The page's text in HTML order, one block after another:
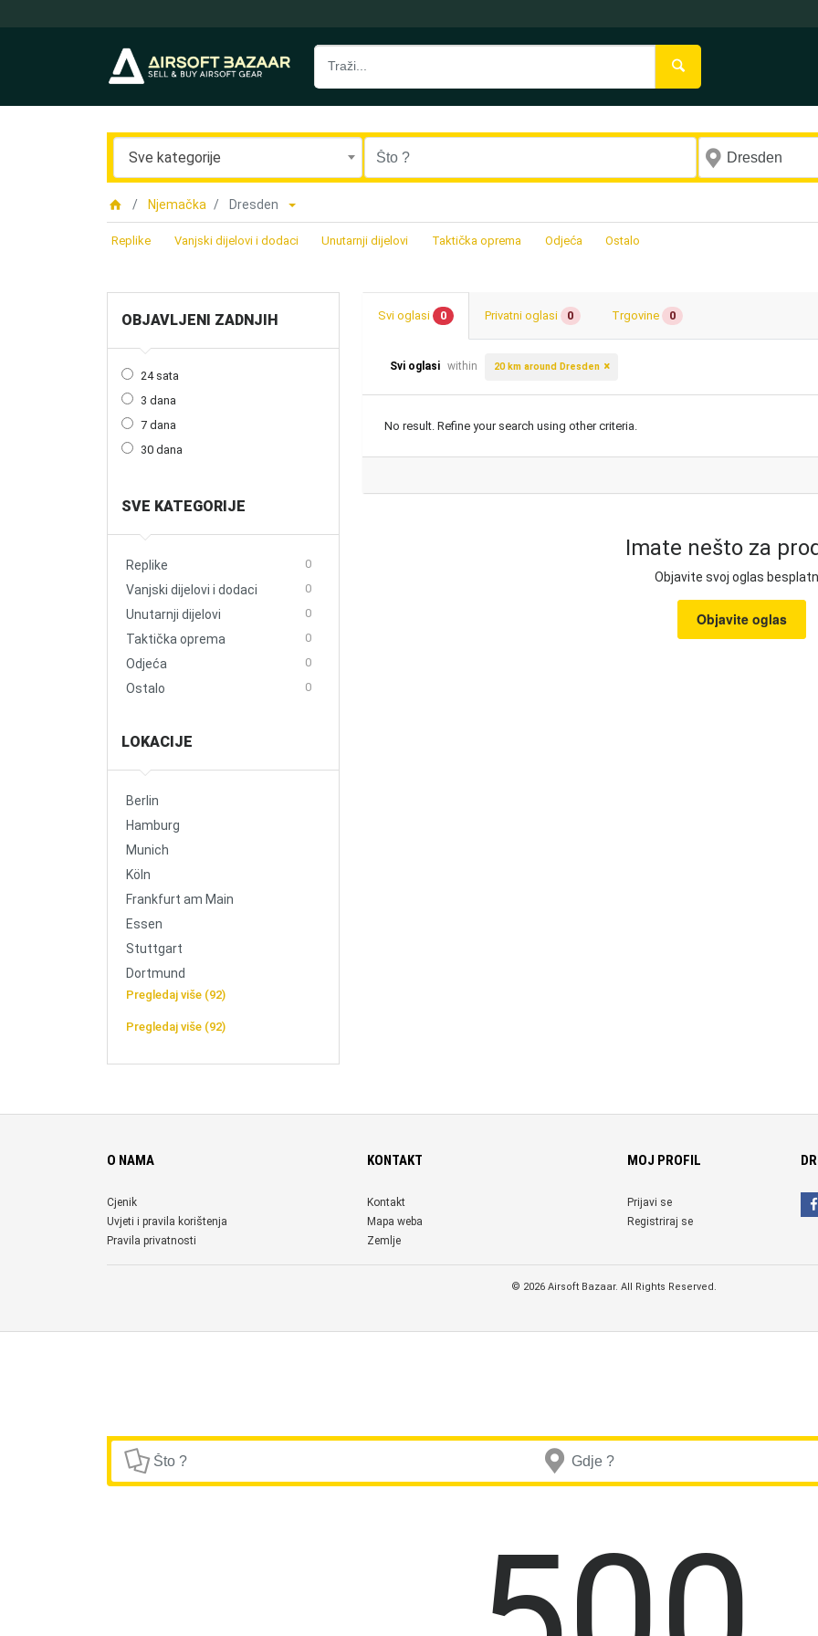
Sve kategorije
Njemačka Dresden
Replike Vanjski dijelovi i dodaci Unutarnji dijelovi Taktička oprema Odjeća Ostalo
OBJAVLJENI ZADNJIH
24 sata
3 dana
7 dana
30 dana
SVE KATEGORIJE
Replike 0
Vanjski dijelovi i dodaci 0
Unutarnji dijelovi 0
Taktička oprema 0
Odjeća 0
Ostalo 0
LOKACIJE
Berlin
Hamburg
Munich
Köln
Frankfurt am Main
Essen
Stuttgart
Dortmund
Pregledaj više (92)
Pregledaj više (92)
Svi oglasi 0 Privatni oglasi 0 Trgovine 0
Svi oglasi within 20 km around Dresden
No result. Refine your search using other criteria.
Imate nešto za
Objavite svoj oglas
Objavite oglas
O NAMA
Cjenik
Uvjeti i pravila korištenja
Pravila privatnosti
KONTAKT
Kontakt
Mapa weba
Zemlje
MOJ PROFIL
Prijavi se
Registriraj se
© 2026 Airsoft Bazaar. All Rights Reserved.